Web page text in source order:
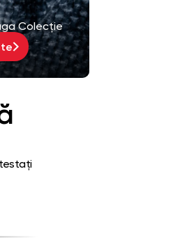
Colecție